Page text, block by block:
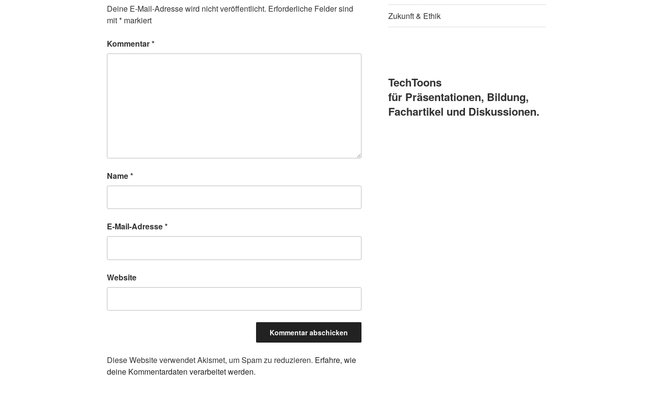
Deine E-Mail-Adresse wird nicht veröffentlicht. Erforderliche Felder sind
mit* markiert
Kommentar*
Name*
E-Mail-Adresse*
Website
Diese Website verwendet Akismet, um Spam zu reduzieren. Erfahre, wie
deine Kommentardaten verarbeitet werden.
Zukunft & Ethik
TechToons
für Präsentationen, Bildung,
Fachartikel und Diskussionen.